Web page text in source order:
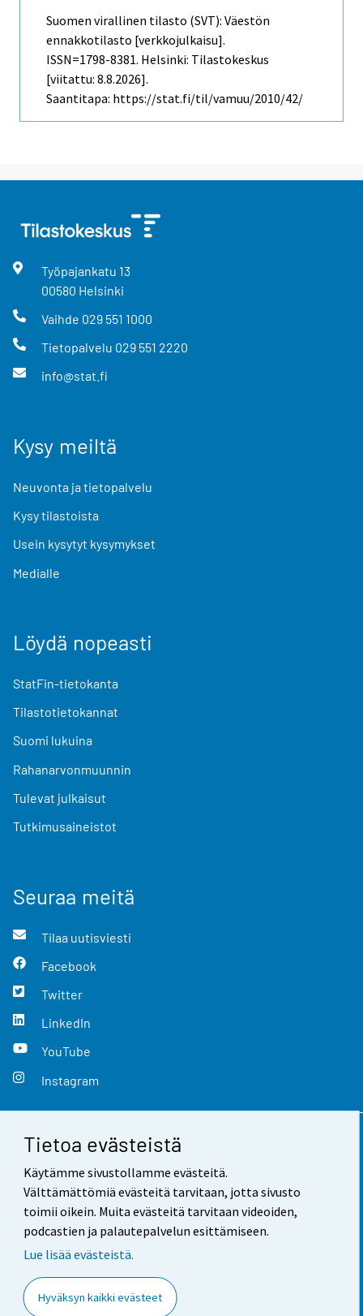
Tietoa evästeistä
Käytämme sivustollamme evästeitä.
Välttämättömiä evästeitä tarvitaan, jotta sivusto
toimii oikein. Muita evästeitä tarvitaan videoiden,
podcastien ja palautepalvelun esittämiseen.
Lue lisää evästeistä.
Hyväksyn kaikki evästeet
Suomen virallinen tilasto (SVT): Väestön
ennakkotilasto [verkkojulkaisu].
ISSN=1798-8381. Helsinki: Tilastokeskus
[viitattu: 8.8.2026].
Saantitapa: https://stat.fi/til/vamuu/2010/42/
Työpajankatu 13
00580 Helsinki
Vaihde 029 551 1000
Tietopalvelu 029 551 2220
info@stat.fi
Kysy meiltä
Neuvonta ja tietopalvelu
Kysy tilastoista
Usein kysytyt kysymykset
Medialle
Löydä nopeasti
StatFin-tietokanta
Tilastotietokannat
Suomi lukuina
Rahanarvonmuunnin
Tulevat julkaisut
Tutkimusaineistot
Seuraa meitä
Tilaa uutisviesti
Facebook
Twitter
LinkedIn
YouTube
Instagram
Yhteystiedot
Palaute
Käyttöehdot
Saavutettavuus
Tietoa sivustosta